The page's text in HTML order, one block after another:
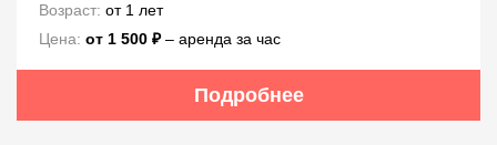
Возраст: от 1 лет
Цена: от 1 500 ₽– аренда за час
Подробнее